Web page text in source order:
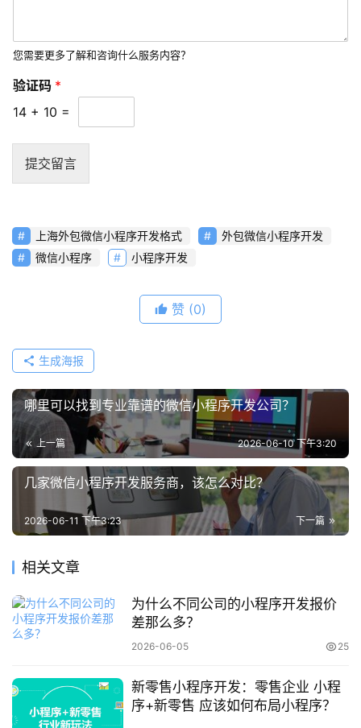
您需要更多了解和咨询什么服务内容？
验证码 *
14 + 10 =
提交留言
上海外包微信小程序开发格式
外包微信小程序开发
微信小程序
小程序开发
赞 (0)
生成海报
哪里可以找到专业靠谱的微信小程序开发公司？
上一篇 2026-06-10 下午3:20
几家微信小程序开发服务商，该怎么对比？
下一篇
2026-06-11 下午3:23
相关文章
为什么不同公司的小程序开发报价
差那么多？
2026-06-05 25
新零售小程序开发：零售企业 小程
序+新零售 应该如何布局小程序？